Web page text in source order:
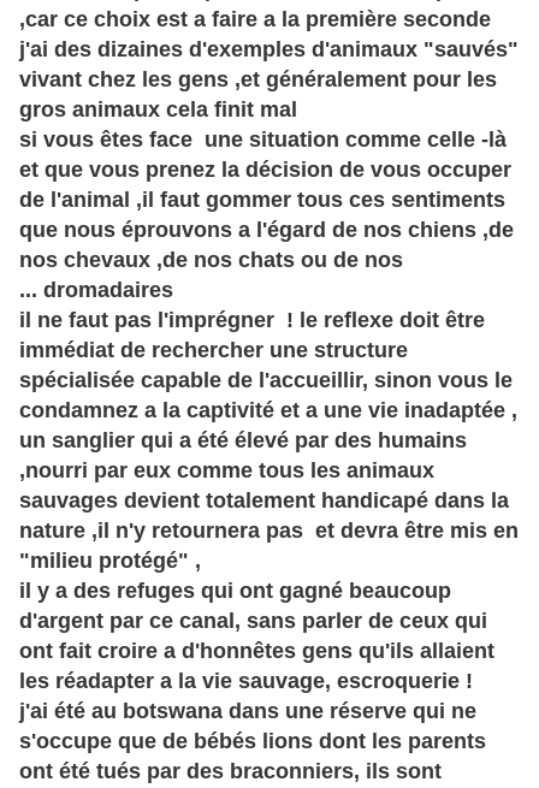
,car ce choix est a faire a la première seconde
j'ai des dizaines d'exemples d'animaux "sauvés"
vivant chez les gens ,et généralement pour les
gros animaux cela finit mal
si vous êtes face une situation comme celle -là
et que vous prenez la décision de vous occuper
de l'animal ,il faut gommer tous ces sentiments
que nous éprouvons a l'égard de nos chiens ,de
nos chevaux ,de nos chats ou de nos
... dromadaires
il ne faut pas l'imprégner ! le reflexe doit être
immédiat de rechercher une structure
spécialisée capable de l'accueillir, sinon vous le
condamnez a la captivité et a une vie inadaptée ,
un sanglier qui a été élevé par des humains
,nourri par eux comme tous les animaux
sauvages devient totalement handicapé dans la
nature ,il n'y retournera pas et devra être mis en
"milieu protégé" ,
il y a des refuges qui ont gagné beaucoup
d'argent par ce canal, sans parler de ceux qui
ont fait croire a d'honnêtes gens qu'ils allaient
les réadapter a la vie sauvage, escroquerie !
j'ai été au botswana dans une réserve qui ne
s'occupe que de bébés lions dont les parents
ont été tués par des braconniers, ils sont